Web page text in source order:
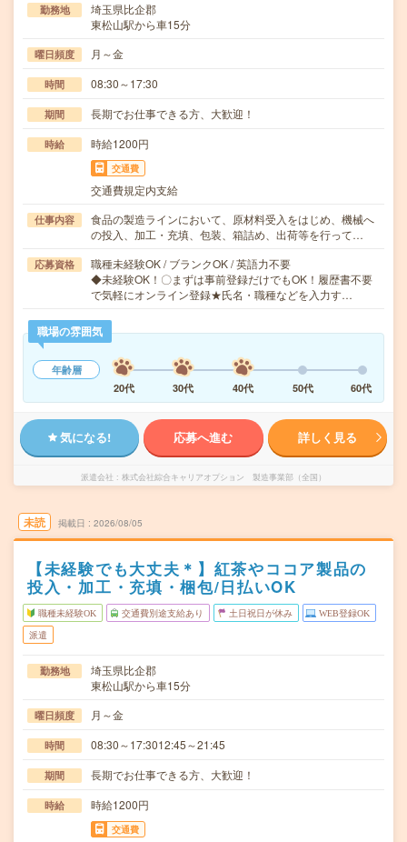
勤務地
埼玉県比企郡
東松山駅から車15分
曜日頻度 月～金
時間 08:30～17:30
期間 長期でお仕事できる方、大歓迎！
時給 時給1200円
交通費
交通費規定内支給
仕事内容
食品の製造ラインにおいて、原材料受入をはじめ、機械へ
の投入、加工・充填、包装、箱詰め、出荷等を行って…
応募資格
職種未経験OK / ブランクOK / 英語力不要
◆未経験OK！〇まずは事前登録だけでもOK！履歴書不要
で気軽にオンライン登録★氏名・職種などを入力す…
職場の雰囲気
年齢層
20代
30代 40代 50代 60代
気になる! 応募へ進む 詳しく見る
派遣会社 株式会社綜合キャリアオプション 製造事業部（全国）
未読 掲載日 2026/08/05
【未経験でも大丈夫＊】紅茶やココア製品の
投入・加工・充填・梱包/日払いOK
職種未経験OK 交通費別途支給あり 土日祝日が休み WEB登録OK
派遣
勤務地
埼玉県比企郡
東松山駅から車15分
曜日頻度 月～金
時間 08:30～17:3012:45～21:45
期間 長期でお仕事できる方、大歓迎！
時給 時給1200円
交通費